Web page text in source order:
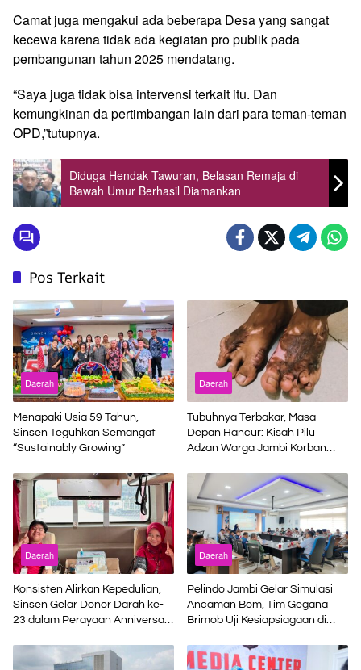
Camat juga mengakui ada beberapa Desa yang sangat
kecewa karena tidak ada kegiatan pro publik pada
pembangunan tahun 2025 mendatang.
“Saya juga tidak bisa intervensi terkait itu. Dan
kemungkinan da pertimbangan lain dari para teman-teman
OPD,”tutupnya.
Diduga Hendak Tawuran, Belasan Remaja di
Bawah Umur Berhasil Diamankan
Pos Terkait
Daerah
Menapaki Usia 59 Tahun,
Sinsen Teguhkan Semangat
“Sustainably Growing”
Daerah
Tubuhnya Terbakar, Masa
Depan Hancur: Kisah Pilu
Adzan Warga Jambi Korban
Daerah
Konsisten Alirkan Kepedulian,
Sinsen Gelar Donor Darah ke-
23 dalam Perayaan Anniversary
Daerah
Pelindo Jambi Gelar Simulasi
Ancaman Bom, Tim Gegana
Brimob Uji Kesiapsiagaan di